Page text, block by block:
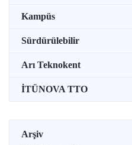
Kampüs
Sürdürülebilir
Arı Teknokent
İTÜNOVA TTO
Arşiv